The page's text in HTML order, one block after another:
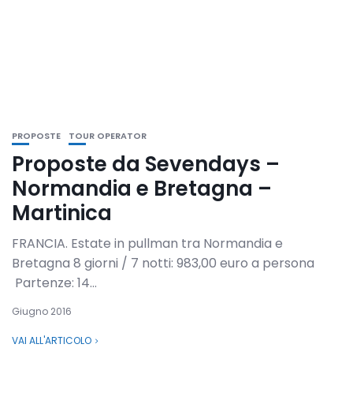
PROPOSTE TOUR OPERATOR
Proposte da Sevendays –
Normandia e Bretagna –
Martinica
FRANCIA. Estate in pullman tra Normandia e
Bretagna 8 giorni / 7 notti: 983,00 euro a persona
Partenze: 14...
Giugno 2016
VAI ALL'ARTICOLO